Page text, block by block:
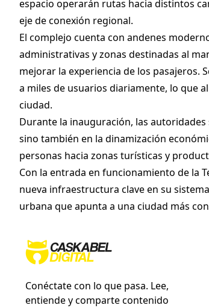
espacio operarán rutas hacia distintos
eje de conexión regional.
El complejo cuenta con andenes
administrativas y zonas destinadas al
mejorar la experiencia de los pasajeros.
a miles de usuarios diariamente, lo que
ciudad.
Durante la inauguración, las
sino también en la dinamización
personas hacia zonas turísticas y
Con la entrada en funcionamiento de la
nueva infraestructura clave en su
urbana que apunta a una ciudad más
Conéctate con lo que pasa. Lee,
entiende y comparte contenido